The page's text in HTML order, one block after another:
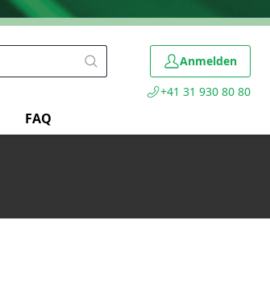
Anmelden
+41 31 930 80 80
FAQ